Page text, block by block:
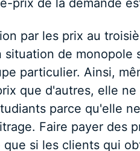
prix de la demande
par les prix au
situation de
particulier. Ainsi,
que d'autres, elle
parce qu'elle
Faire payer des
si les clients qui